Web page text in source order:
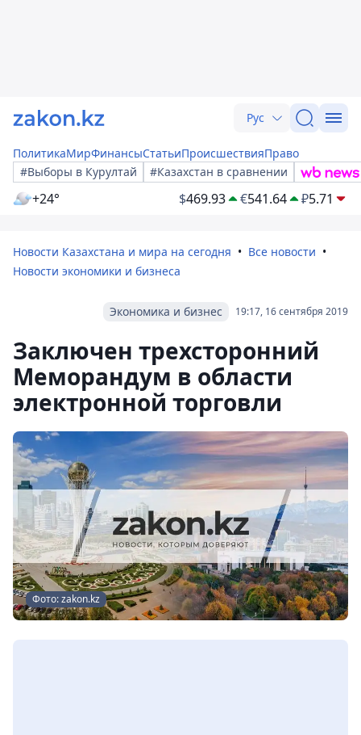
Рус
ПолитикаМирФинансыСтатьиПроисшествияПраво
#Выборы в Курултай
#Казахстан в сравнении
+24° $469.93 €541.64 ₽5.71
Новости Казахстана и мира на сегодня
Все новости
Новости экономики и бизнеса
19:17, 16 сентября 2019
Экономика и бизнес
Заключен трехсторонний
Меморандум в области
электронной торговли
Фото: zakon.kz